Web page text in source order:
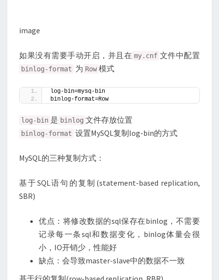
image
如果没有需要手动开启，并且在 my.cnf 文件中配置
binlog-format 为 Row 模式
log-bin=mysq-bin
binlog-format=Row
log-bin 是 binlog 文件存放位置
binlog-format 设置MySQL复制log-bin的方式
MySQL的三种复制方式：
基于SQL语句的复制(statement-based replication,
SBR)
优点：将修改数据的sql保存在binlog，不需要
记录每一条sql和数据变化，binlog体量会很
小，IO开销少，性能好
缺点：会导致master-slave中的数据不一致